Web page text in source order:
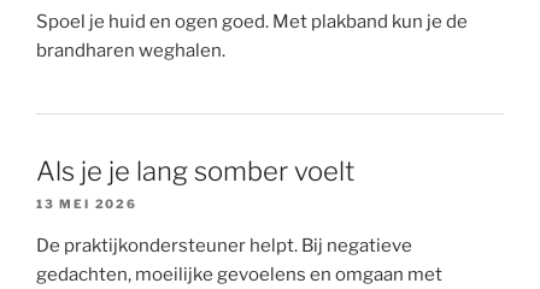
Spoel je huid en ogen goed. Met plakband kun je de
brandharen weghalen.
Als je je lang somber voelt
13 MEI 2026
De praktijkondersteuner helpt. Bij negatieve
gedachten, moeilijke gevoelens en omgaan met